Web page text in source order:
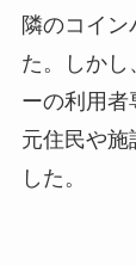
隣のコイ
た。しかし
ーの利用者
元住民や施
した。